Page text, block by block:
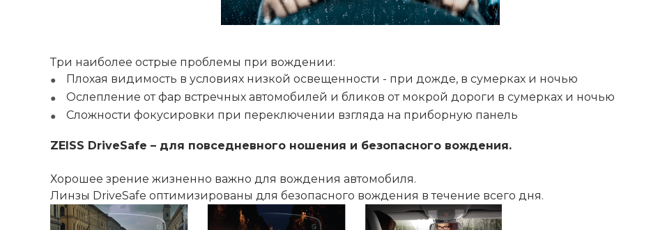
Три наиболее острые проблемы при вождении:
Плохая видимость в условиях низкой освещенности - при дожде, в сумерках и ночью
Ослепление от фар встречных автомобилей и бликов от мокрой дороги в сумерках и ночью
Сложности фокусировки при переключении взгляда на приборную панель
ZEISS DriveSafe – для повседневного ношения и безопасного вождения.
Хорошее зрение жизненно важно для вождения автомобиля.
Линзы DriveSafe оптимизированы для безопасного вождения в течение всего дня.